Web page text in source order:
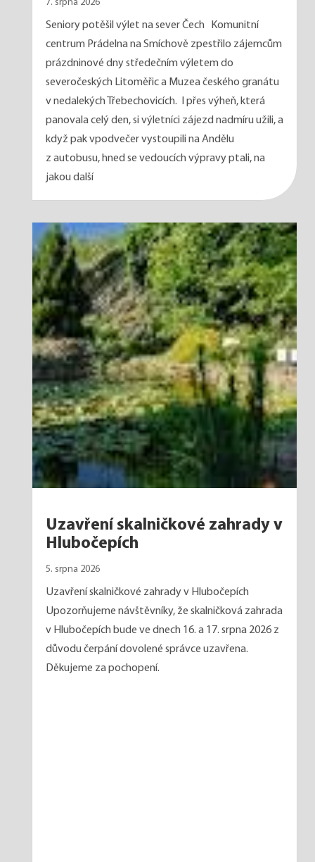
7. srpna 2026
Seniory potěšil výlet na sever Čech Komunitní
centrum Prádelna na Smíchově zpestřilo zájemcům
prázdninové dny středečním výletem do
severočeských Litoměřic a Muzea českého granátu
v nedalekých Třebechovicích. I přes výheň, která
panovala celý den, si výletníci zájezd nadmíru užili, a
když pak vpodvečer vystoupili na Andělu
z autobusu, hned se vedoucích výpravy ptali, na
jakou další
Uzavření skalničkové zahrady v
Hlubočepích
5. srpna 2026
Uzavření skalničkové zahrady v Hlubočepích
Upozorňujeme návštěvníky, že skalničková zahrada
v Hlubočepích bude ve dnech 16. a 17. srpna 2026 z
důvodu čerpání dovolené správce uzavřena.
Děkujeme za pochopení.